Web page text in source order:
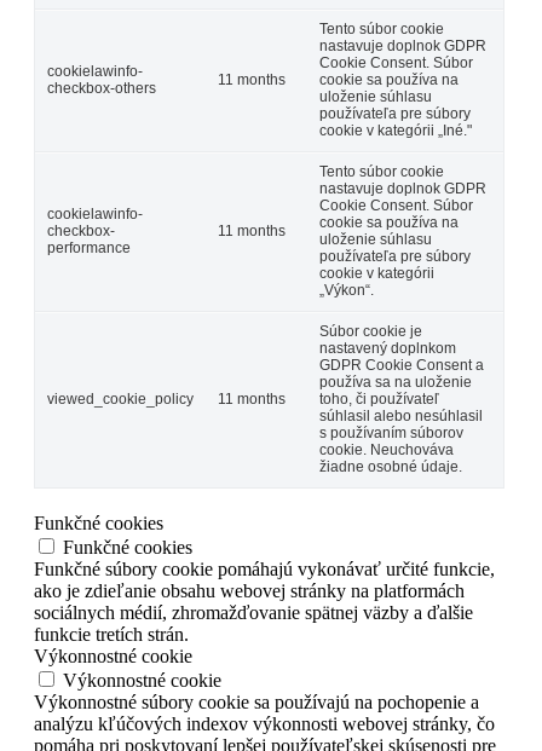
cookielawinfo-
checkbox-others
11 months
Tento súbor cookie
nastavuje doplnok GDPR
Cookie Consent. Súbor
cookie sa používa na
uloženie súhlasu
používateľa pre súbory
cookie v kategórii „Iné."
cookielawinfo-
checkbox-
performance
11 months
Tento súbor cookie
nastavuje doplnok GDPR
Cookie Consent. Súbor
cookie sa používa na
uloženie súhlasu
používateľa pre súbory
cookie v kategórii
„Výkon“.
viewed_cookie_policy 11 months
Súbor cookie je
nastavený doplnkom
GDPR Cookie Consent a
používa sa na uloženie
toho, či používateľ
súhlasil alebo nesúhlasil
s používaním súborov
cookie. Neuchováva
žiadne osobné údaje.
Funkčné cookies
Funkčné cookies
Funkčné súbory cookie pomáhajú vykonávať určité funkcie,
ako je zdieľanie obsahu webovej stránky na platformách
sociálnych médií, zhromažďovanie spätnej väzby a ďalšie
funkcie tretích strán.
Výkonnostné cookie
Výkonnostné cookie
Výkonnostné súbory cookie sa používajú na pochopenie a
analýzu kľúčových indexov výkonnosti webovej stránky, čo
pomáha pri poskytovaní lepšej používateľskej skúsenosti pre